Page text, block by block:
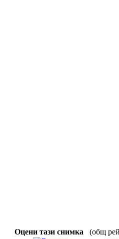
Оцени тази снимка
(общ